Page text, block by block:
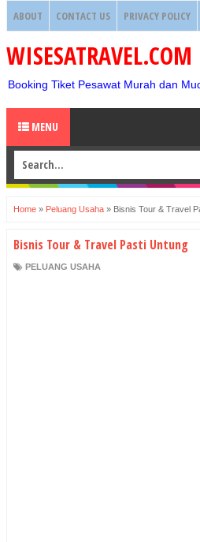
ABOUT CONTACT US PRIVACY POLICY
WISESATRAVEL.COM
Booking Tiket Pesawat Murah dan
MENU
Home » Peluang Usaha » Bisnis Tour & Travel
Bisnis Tour & Travel Pasti Untung
PELUANG USAHA